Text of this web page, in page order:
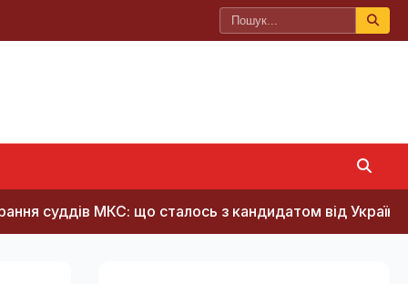
МКС: що сталось з кандидатом від України